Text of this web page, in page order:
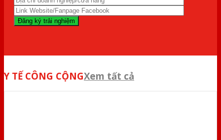
Y TẾ CÔNG CỘNGXem tất cả